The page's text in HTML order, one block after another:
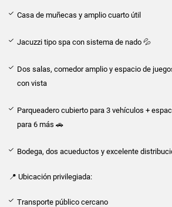
Casa de muñecas y amplio cuarto útil
Jacuzzi tipo spa con sistema de nado 💦
Dos salas, comedor amplio y espacio de
con vista
Parqueadero cubierto para 3 vehículos +
para 6 más 🚗
Bodega, dos acueductos y excelente
📍 Ubicación privilegiada:
Transporte público cercano